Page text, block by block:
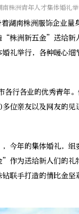
株洲青年人才集体婚礼
南株洲服饰企业量
“株洲新五金”送给
礼举行，各种暖心细
行各业的优秀青年。
位亲友以及网友的见
年的集体婚礼，组
作为送给新人们的
联手打造的情比金坚